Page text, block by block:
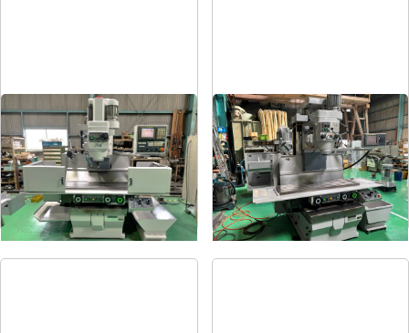
#3NC立フライス盤
メーカー 山崎技研
形 式YZ-8WRⅢ
年 式2005
#3NC立フライス盤
メーカー 山崎技研
形 式YZ-8WR
年 2007